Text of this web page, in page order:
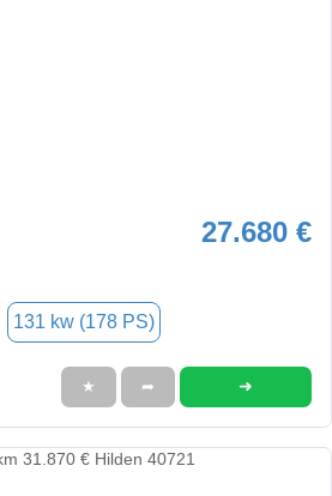
27.680 €
131 kw (178 PS)
★ ➦ ➜